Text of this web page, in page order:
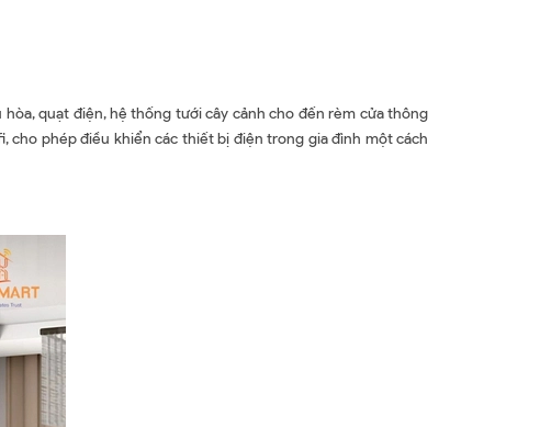
quạt điện, hệ thống tưới cây cảnh cho đến rèm cửa thông
phép điều khiển các thiết bị điện trong gia đình một cách